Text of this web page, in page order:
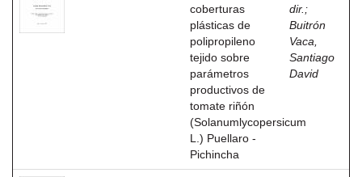
coberturas
plásticas de
polipropileno
tejido sobre
parámetros
productivos de
tomate riñón
(Solanumlycopersicum
L.) Puellaro -
Pichincha
dir. ;
Buitrón
Vaca,
Santiago
David